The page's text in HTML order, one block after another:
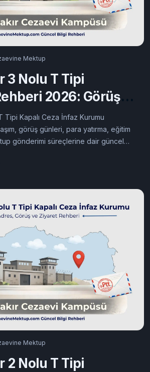
Mektup
3 Nolu T Tipi
2026: Görüş
Tipi Kapalı Ceza İnfaz Kurumu
görüş günleri, para yatırma, eğitim
gönderimi süreçlerine dair güncel
Mektup
2 Nolu T Tipi